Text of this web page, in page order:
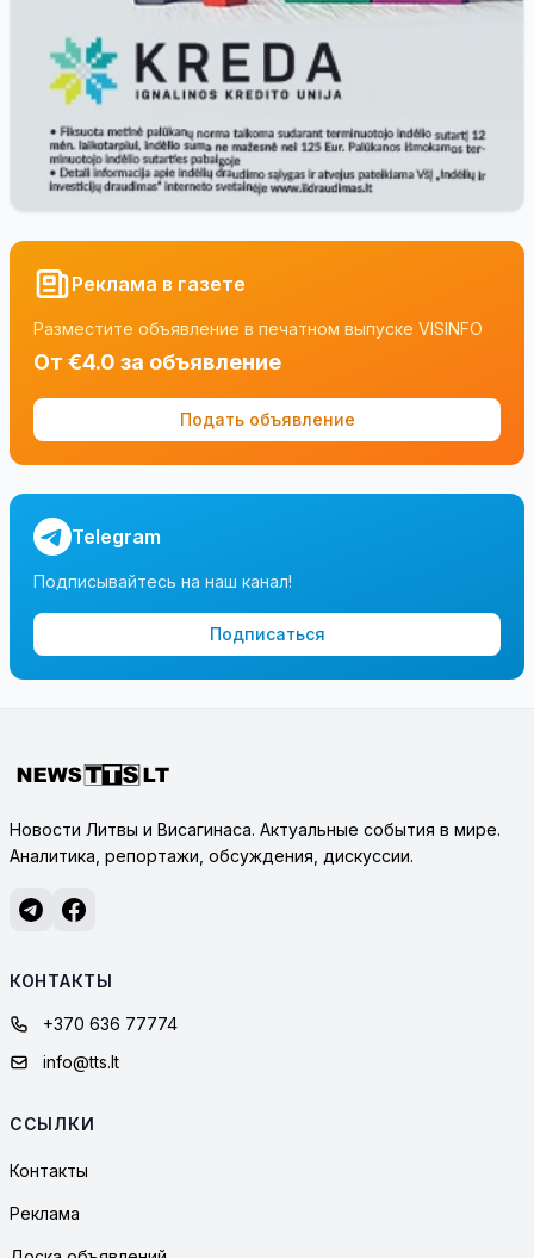
Реклама в газете
Разместите объявление в печатном выпуске VISINFO
От €4.0 за объявление
Подать объявление
Telegram
Подписывайтесь на наш канал!
Подписаться
Новости Литвы и Висагинаса. Актуальные события в мире.
Аналитика, репортажи, обсуждения, дискуссии.
КОНТАКТЫ
+370 636 77774
info@tts.lt
ССЫЛКИ
Контакты
Реклама